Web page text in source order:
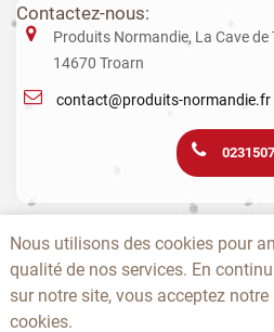
Contactez-nous:
Produits Normandie, La Cave de
14670 Troarn
contact@produits-normandie.fr
Nous utilisons des cookies pour
qualité de nos services. En
sur notre site, vous acceptez
cookies.
pour la santé. La consommation de
grossesse, même en faible quantité,
graves sur la santé de l’enfant.
A PROPOS -